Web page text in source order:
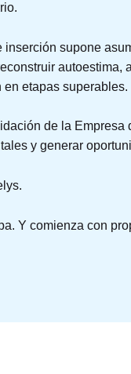
inserción supone
etapas superables.
de la
y generar
Y comienza con